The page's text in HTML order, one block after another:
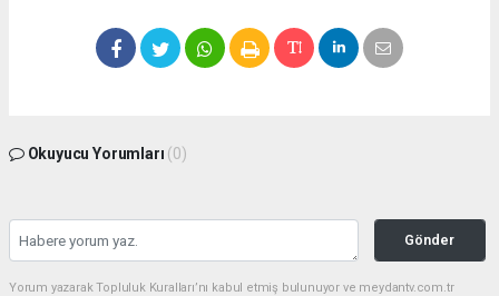
Okuyucu Yorumları (0)
Gönder
Yorum yazarak Topluluk Kuralları’nı kabul etmiş bulunuyor ve meydantv.com.tr